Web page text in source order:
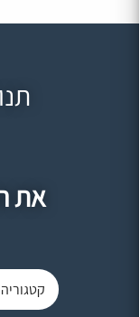
את
קטגוריה